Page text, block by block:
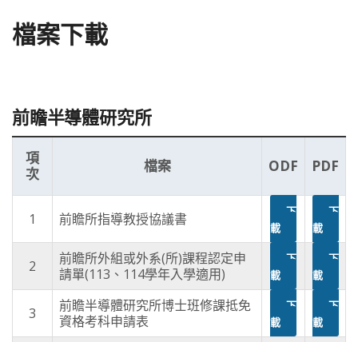
檔案下載
前瞻半導體研究所
項
次
檔案 ODF PDF
1 前瞻所指導教授協議書
下
載
下
載
2
前瞻所外組或外系(所)課程認定申
請單(113、114學年入學適用)
下
載
下
載
3
前瞻半導體研究所博士班修課抵免
資格考科申請表
下
載
下
載